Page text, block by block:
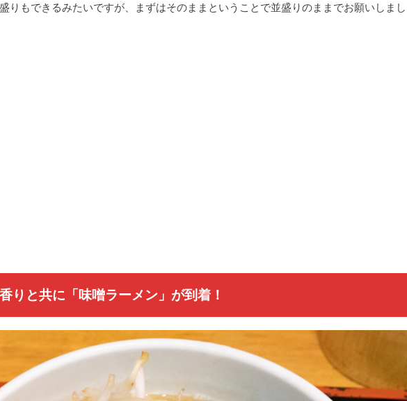
りもできるみたいですが、まずはそのままということで並盛りのままでお願いしまし
りと共に「味噌ラーメン」が到着！